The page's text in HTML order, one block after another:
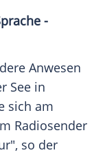
-
Anwesen
See in
sich am
Radiosender
so der